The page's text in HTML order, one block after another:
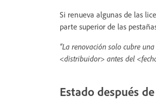
Si renueva algunas de las
parte superior de las
“La renovación solo cubre
<distribuidor> antes del
Estado después